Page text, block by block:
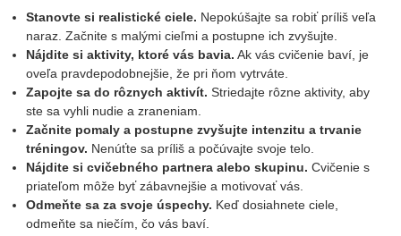
Stanovte si realistické ciele. Nepokúšajte sa robiť príliš veľa
naraz. Začnite s malými cieľmi a postupne ich zvyšujte.
Nájdite si aktivity, ktoré vás bavia. Ak vás cvičenie baví, je
oveľa pravdepodobnejšie, že pri ňom vytrváte.
Zapojte sa do rôznych aktivít. Striedajte rôzne aktivity, aby
ste sa vyhli nudie a zraneniam.
Začnite pomaly a postupne zvyšujte intenzitu a trvanie
tréningov. Nenúťte sa príliš a počúvajte svoje telo.
Nájdite si cvičebného partnera alebo skupinu. Cvičenie s
priateľom môže byť zábavnejšie a motivovať vás.
Odmeňte sa za svoje úspechy. Keď dosiahnete ciele,
odmeňte sa niečím, čo vás baví.